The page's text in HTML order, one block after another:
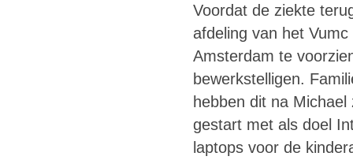
Voordat de ziekte
afdeling van het Vumc
Amsterdam te
bewerkstelligen.
hebben dit na
gestart met als doel
laptops voor de